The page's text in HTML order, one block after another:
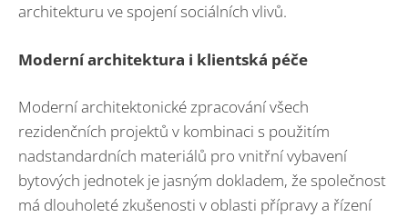
architekturu ve spojení sociálních vlivů.
Moderní architektura i klientská péče
Moderní architektonické zpracování všech
rezidenčních projektů v kombinaci s použitím
nadstandardních materiálů pro vnitřní vybavení
bytových jednotek je jasným dokladem, že společnost
má dlouholeté zkušenosti v oblasti přípravy a řízení